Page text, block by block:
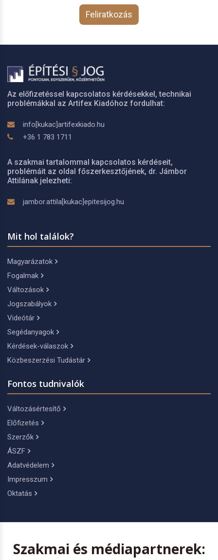
Feliratkozás
Az előfizetéssel kapcsolatos kérdésekkel, technikai
problémákkal az Artifex Kiadóhoz fordulhat:
info[kukac]artifexkiado.hu
+36 1 783 1711
A szakmai tartalommal kapcsolatos kérdéseit,
problémáit az oldal főszerkesztőjének, dr. Jámbor
Attilának jelezheti:
jambor.attila[kukac]epitesijog.hu
Mit hol találok?
Magyarázatok
Fogalmak
Változások
Jogszabályok
Videótár
Segédanyagok
Kérdések-válaszok
Közbeszerzési Tudástár
Fontos tudnivalók
Változásértesítő
Előfizetés
Szerzők
ÁSZF
Adatvédelem
Impresszum
Oktatás
Szakmai és médiapartnerek: